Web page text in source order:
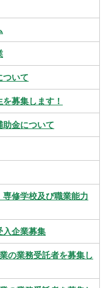
ついて
募集します！
金について
修学校及び職業能力
入企業募集
の業務受託者を募集し